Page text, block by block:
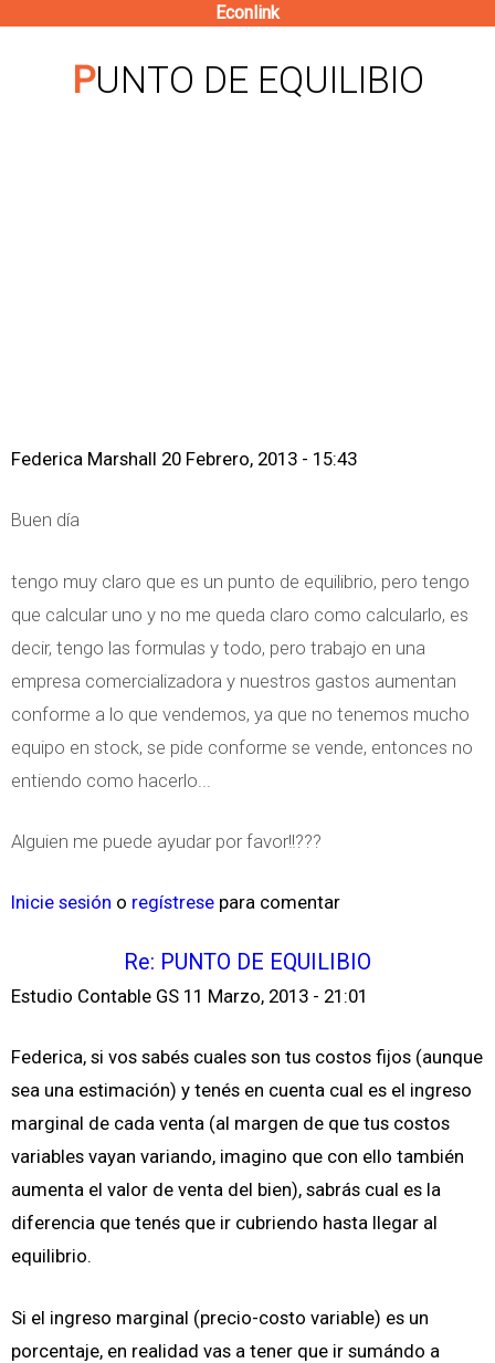
contenido
Econlink
PUNTO DE EQUILIBIO
Federica Marshall 20 Febrero, 2013 - 15:43
Buen día
tengo muy claro que es un punto de equilibrio, pero tengo
que calcular uno y no me queda claro como calcularlo, es
decir, tengo las formulas y todo, pero trabajo en una
empresa comercializadora y nuestros gastos aumentan
conforme a lo que vendemos, ya que no tenemos mucho
equipo en stock, se pide conforme se vende, entonces no
entiendo como hacerlo...
Alguien me puede ayudar por favor!!???
Inicie sesión o regístrese para comentar
Re: PUNTO DE EQUILIBIO
Estudio Contable GS 11 Marzo, 2013 - 21:01
Federica, si vos sabés cuales son tus costos fijos (aunque
sea una estimación) y tenés en cuenta cual es el ingreso
marginal de cada venta (al margen de que tus costos
variables vayan variando, imagino que con ello también
aumenta el valor de venta del bien), sabrás cual es la
diferencia que tenés que ir cubriendo hasta llegar al
equilibrio.
Si el ingreso marginal (precio-costo variable) es un
porcentaje, en realidad vas a tener que ir sumándo a